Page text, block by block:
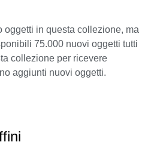
oggetti in questa collezione, ma
75.000 nuovi oggetti tutti
collezione per ricevere
aggiunti nuovi oggetti.